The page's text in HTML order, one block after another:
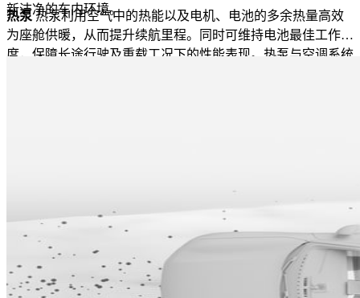
新洁净的车内环境。
热泵热泵利用空气中的热能以及电机、电池的多余热量高效
为座舱供暖，从而提升续航里程。同时可维持电池最佳工作温
度，保障长途行驶及重载工况下的性能表现。热泵与空调系统